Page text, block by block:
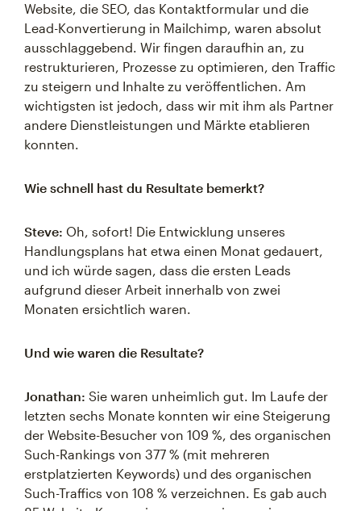
Website, die SEO, das Kontaktformular und die
Lead-Konvertierung in Mailchimp, waren absolut
ausschlaggebend. Wir fingen daraufhin an, zu
restrukturieren, Prozesse zu optimieren, den Traffic
zu steigern und Inhalte zu veröffentlichen. Am
wichtigsten ist jedoch, dass wir mit ihm als Partner
andere Dienstleistungen und Märkte etablieren
konnten.
Wie schnell hast du Resultate bemerkt?
Steve: Oh, sofort! Die Entwicklung unseres
Handlungsplans hat etwa einen Monat gedauert,
und ich würde sagen, dass die ersten Leads
aufgrund dieser Arbeit innerhalb von zwei
Monaten ersichtlich waren.
Und wie waren die Resultate?
Jonathan: Sie waren unheimlich gut. Im Laufe der
letzten sechs Monate konnten wir eine Steigerung
der Website-Besucher von 109 %, des organischen
Such-Rankings von 377 % (mit mehreren
erstplatzierten Keywords) und des organischen
Such-Traffics von 108 % verzeichnen. Es gab auch